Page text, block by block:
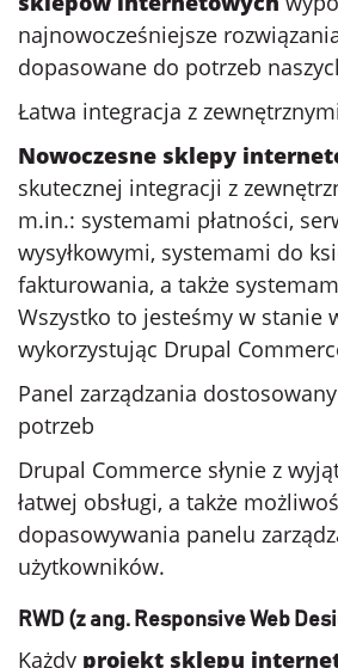
najnowocześniejsze
dopasowane do potrzeb
Łatwa integracja z
Nowoczesne sklepy
skutecznej integracji z
m.in.: systemami płatności,
wysyłkowymi, systemami do
fakturowania, a także
Wszystko to jesteśmy w stanie
wykorzystując Drupal
Panel zarządzania
potrzeb
Drupal Commerce słynie z
łatwej obsługi, a także
dopasowywania panelu
użytkowników.
RWD (z ang. Responsive Web
Każdy projekt sklepu